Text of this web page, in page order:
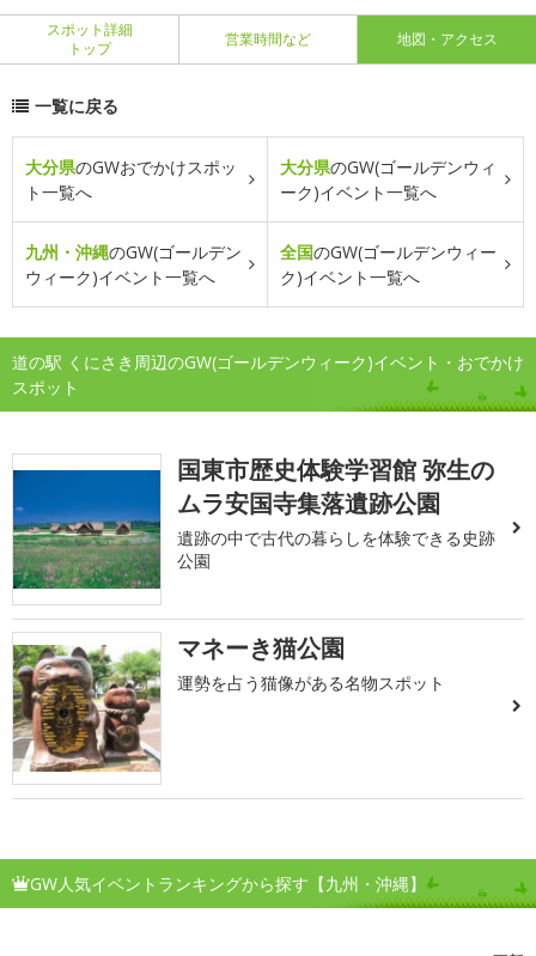
スポット詳細
トップ
営業時間など 地図・アクセス
一覧に戻る
大分県のGWおでかけスポッ
ト一覧へ
大分県のGW(ゴールデンウィ
ーク)イベント一覧へ
九州・沖縄のGW(ゴールデン
ウィーク)イベント一覧へ
全国のGW(ゴールデンウィー
ク)イベント一覧へ
道の駅 くにさき周辺のGW(ゴールデンウィーク)イベント・おでかけ
スポット
国東市歴史体験学習館 弥生の
ムラ安国寺集落遺跡公園
遺跡の中で古代の暮らしを体験できる史跡
公園
マネーき猫公園
運勢を占う猫像がある名物スポット
GW人気イベントランキングから探す【九州・沖縄】